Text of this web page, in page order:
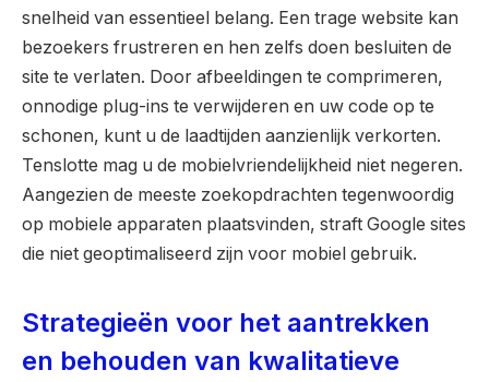
snelheid van essentieel belang. Een trage website kan
bezoekers frustreren en hen zelfs doen besluiten de
site te verlaten. Door afbeeldingen te comprimeren,
onnodige plug-ins te verwijderen en uw code op te
schonen, kunt u de laadtijden aanzienlijk verkorten.
Tenslotte mag u de mobielvriendelijkheid niet negeren.
Aangezien de meeste zoekopdrachten tegenwoordig
op mobiele apparaten plaatsvinden, straft Google sites
die niet geoptimaliseerd zijn voor mobiel gebruik.
Strategieën voor het aantrekken
en behouden van kwalitatieve